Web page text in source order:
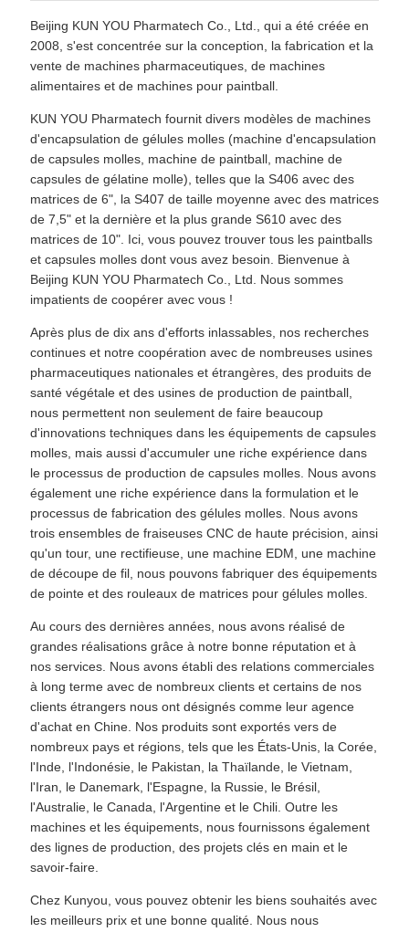
Beijing KUN YOU Pharmatech Co., Ltd., qui a été créée en
2008, s'est concentrée sur la conception, la fabrication et la
vente de machines pharmaceutiques, de machines
alimentaires et de machines pour paintball.
KUN YOU Pharmatech fournit divers modèles de machines
d'encapsulation de gélules molles (machine d'encapsulation
de capsules molles, machine de paintball, machine de
capsules de gélatine molle), telles que la S406 avec des
matrices de 6", la S407 de taille moyenne avec des matrices
de 7,5" et la dernière et la plus grande S610 avec des
matrices de 10". Ici, vous pouvez trouver tous les paintballs
et capsules molles dont vous avez besoin. Bienvenue à
Beijing KUN YOU Pharmatech Co., Ltd. Nous sommes
impatients de coopérer avec vous !
Après plus de dix ans d'efforts inlassables, nos recherches
continues et notre coopération avec de nombreuses usines
pharmaceutiques nationales et étrangères, des produits de
santé végétale et des usines de production de paintball,
nous permettent non seulement de faire beaucoup
d'innovations techniques dans les équipements de capsules
molles, mais aussi d'accumuler une riche expérience dans
le processus de production de capsules molles. Nous avons
également une riche expérience dans la formulation et le
processus de fabrication des gélules molles. Nous avons
trois ensembles de fraiseuses CNC de haute précision, ainsi
qu'un tour, une rectifieuse, une machine EDM, une machine
de découpe de fil, nous pouvons fabriquer des équipements
de pointe et des rouleaux de matrices pour gélules molles.
Au cours des dernières années, nous avons réalisé de
grandes réalisations grâce à notre bonne réputation et à
nos services. Nous avons établi des relations commerciales
à long terme avec de nombreux clients et certains de nos
clients étrangers nous ont désignés comme leur agence
d'achat en Chine. Nos produits sont exportés vers de
nombreux pays et régions, tels que les États-Unis, la Corée,
l'Inde, l'Indonésie, le Pakistan, la Thaïlande, le Vietnam,
l'Iran, le Danemark, l'Espagne, la Russie, le Brésil,
l'Australie, le Canada, l'Argentine et le Chili. Outre les
machines et les équipements, nous fournissons également
des lignes de production, des projets clés en main et le
savoir-faire.
Chez Kunyou, vous pouvez obtenir les biens souhaités avec
les meilleurs prix et une bonne qualité. Nous nous